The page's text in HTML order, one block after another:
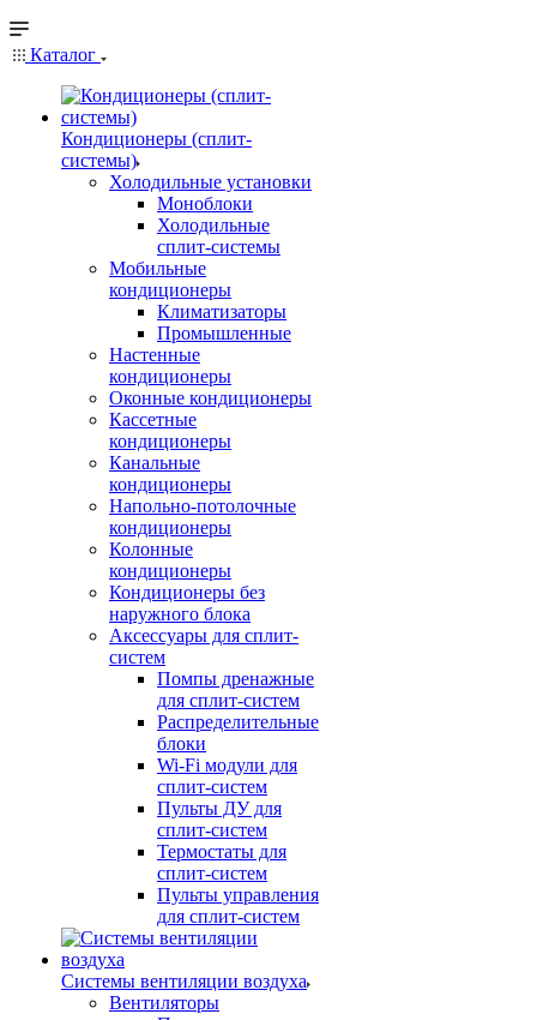
Каталог
Кондиционеры (сплит-
системы)
Холодильные установки
Моноблоки
Холодильные
сплит-системы
Мобильные
кондиционеры
Климатизаторы
Промышленные
Настенные
кондиционеры
Оконные кондиционеры
Кассетные
кондиционеры
Канальные
кондиционеры
Напольно-потолочные
кондиционеры
Колонные
кондиционеры
Кондиционеры без
наружного блока
Аксессуары для сплит-
систем
Помпы дренажные
для сплит-систем
Распределительные
блоки
Wi-Fi модули для
сплит-систем
Пульты ДУ для
сплит-систем
Термостаты для
сплит-систем
Пульты управления
для сплит-систем
Системы вентиляции воздуха
Вентиляторы